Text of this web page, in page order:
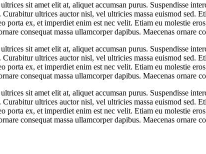
sit amet elit at, aliquet accumsan purus. Suspendisse
ultrices auctor nisl, vel ultricies massa euismod sed.
ex, et imperdiet enim est nec velit. Etiam eu molestie
consequat massa ullamcorper dapibus. Maecenas ornare
sit amet elit at, aliquet accumsan purus. Suspendisse
ultrices auctor nisl, vel ultricies massa euismod sed.
ex, et imperdiet enim est nec velit. Etiam eu molestie
consequat massa ullamcorper dapibus. Maecenas ornare
sit amet elit at, aliquet accumsan purus. Suspendisse
ultrices auctor nisl, vel ultricies massa euismod sed.
ex, et imperdiet enim est nec velit. Etiam eu molestie
consequat massa ullamcorper dapibus. Maecenas ornare